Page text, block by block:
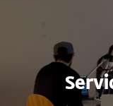
WEI SRAUMforum
Green Event